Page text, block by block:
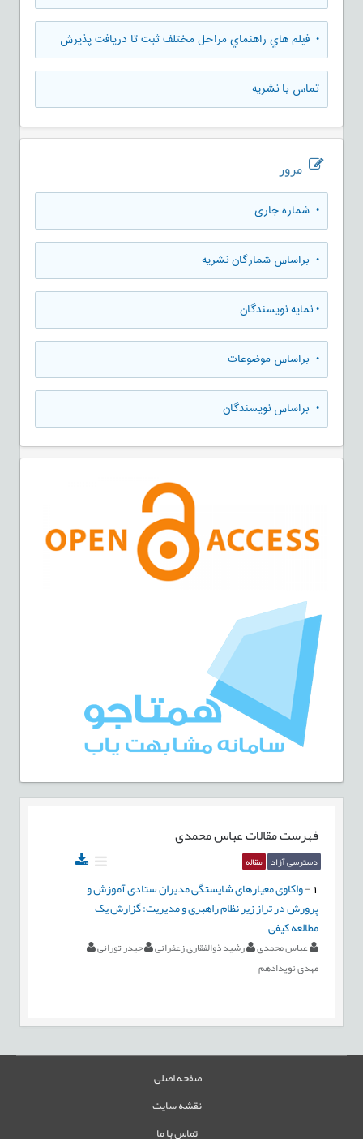
• فيلم هاي راهنماي مراحل مختلف ثبت تا دريافت پذيرش
تماس با نشریه
مرور
• شماره جاری
• براساس شمارگان نشریه
•نمایه نویسندگان
• براساس موضوعات
• براساس نویسندگان
فهرست مقالاتعباس محمدی
دسترسی آزاد مقاله
-واکاوی معیارهای شایستگی مدیران ستادی آموزش و
پرورش در تراز زیر نظام راهبری و مدیریت: گزارش یک
مطالعه کیفی
عباس محمدی رشید ذوالفقاری زعفرانی
حیدر تورانی
مهدی نویدادهم
صفحه اصلی
نقشه سایت
تماس با ما